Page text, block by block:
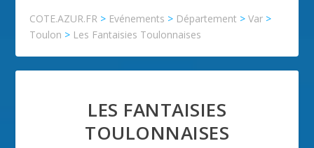
COTE.AZUR.FR > Evénements > Département >Var >
Toulon > Les Fantaisies Toulonnaises
LES FANTAISIES
TOULONNAISES